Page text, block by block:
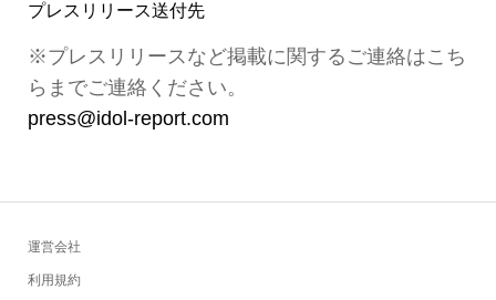
プレスリリース送付先
※プレスリリースなど掲載に関するご連絡はこち
らまでご連絡ください。
press@idol-report.com
運営会社
利用規約